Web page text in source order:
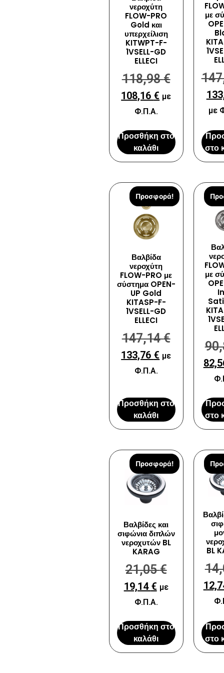
νεροχύτη
FLOW-PRO
Gold και
υπερχείλιση
KITWPT-F-
1VSELL-GD
ELLECI
118,98€
108,16 € με
Φ.Π.Α.
Προσθήκη στο
καλάθι
με
με
στο
Προσφορά!
Βαλβίδα
νεροχύτη
FLOW-PRO με
σύστημα OPEN-
UP Gold
KITASP-F-
1VSELL-GD
ELLECI
147,14€
133,76 € με
Φ.Π.Α.
Προσθήκη στο
καλάθι
με
στο
Προσφορά!
Βαλβίδες και
σιφώνια διπλών
νεροχυτών BL
KARAG
21,05€
19,14 € με
Φ.Π.Α.
Προσθήκη στο
καλάθι
BL
στο